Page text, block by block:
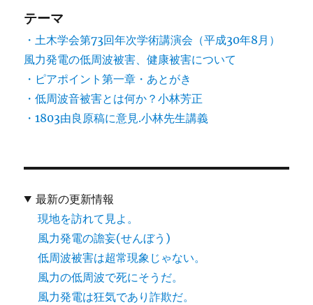
テーマ
・土木学会第73回年次学術講演会（平成30年8月）
風力発電の低周波被害、健康被害について
・ピアポイント第一章・あとがき
・低周波音被害とは何か？小林芳正
・1803由良原稿に意見.小林先生講義
最新の更新情報
現地を訪れて見よ。
風力発電の譫妄(せんぼう)
低周波被害は超常現象じゃない。
風力の低周波で死にそうだ。
風力発電は狂気であり詐欺だ。